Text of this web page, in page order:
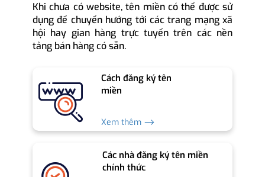
Khi chưa có website, tên miền có thể được sử
dụng để chuyển hướng tới các trang mạng xã
hội hay gian hàng trực tuyến trên các nền
tảng bán hàng có sẵn.
Cách đăng ký tên
miền
Xem thêm ⟶
Các nhà đăng ký tên miền
chính thức